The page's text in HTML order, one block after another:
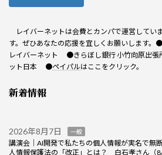
レイバーネットは会費とカンパで運営してい
す。ぜひあなたの応援を宜しくお願いします
レイバーネット ●きらぼし銀行 小竹向原出張
ット日本 ●ペイパルはここをクリック。
新着情報
2026年8月7日 一般
講演会｜AI開発で私たちの個人情報が実名で無
人情報保護法の「改正」とは？ 白石孝さん（